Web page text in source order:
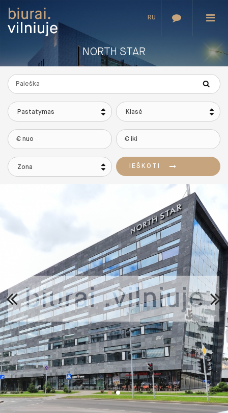
RU
NORTH STAR
Pastatymas Klasė
Zona IEŠKOTI